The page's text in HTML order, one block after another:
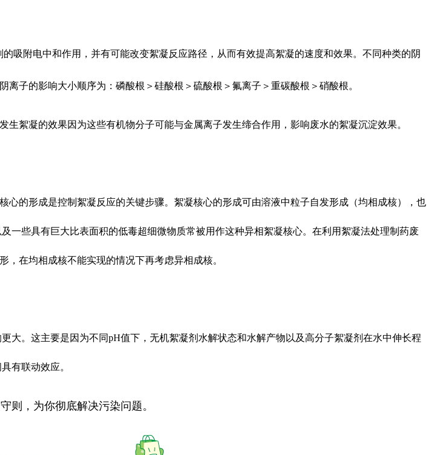
吸附电中和作用，并有可能改变絮凝反应路径，从而有效提高絮凝的速度和效果。不同种类的阴
子的影响大小顺序为：磷酸根＞硅酸根＞硫酸根＞氟离子＞重碳酸根＞硝酸根。
絮凝的效果因为这些有机物分子可能与金属离子发生缔合作用，影响废水的絮凝沉淀效果。
的形成是控制絮凝反应的关键步骤。絮凝核心的形成可由溶液中粒子自发形成（均相成核），也
一些具有巨大比表面积的低毒超细微物质常被用作这种异相絮凝核心。在利用絮凝法处理制药废
在均相成核不能实现的情况下再考虑异相成核。
大。这主要是因为不同pH值下，无机絮凝剂水解状态和水解产物以及高分子絮凝剂在水中伸长程
有联动效应。
，为你彻底解决污染问题。